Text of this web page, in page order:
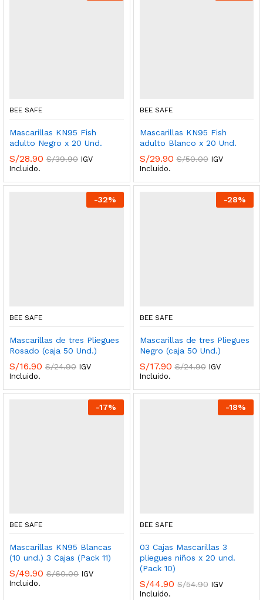
BEE SAFE
Mascarillas KN95 Fish
adulto Negro x 20 Und.
S/28.90 S/39.90 IGV
Incluido.
BEE SAFE
Mascarillas KN95 Fish
adulto Blanco x 20 Und.
S/29.90 S/50.00 IGV
Incluido.
-32%
BEE SAFE
Mascarillas de tres Pliegues
Rosado (caja 50 Und.)
S/16.90 S/24.90 IGV
Incluido.
-28%
BEE SAFE
Mascarillas de tres Pliegues
Negro (caja 50 Und.)
S/17.90 S/24.90 IGV
Incluido.
-17%
BEE SAFE
Mascarillas KN95 Blancas
(10 und.) 3 Cajas (Pack 11)
S/49.90 S/60.00 IGV
Incluido.
-18%
BEE SAFE
03 Cajas Mascarillas 3
pliegues niños x 20 und.
(Pack 10)
S/44.90 S/54.90 IGV
Incluido.